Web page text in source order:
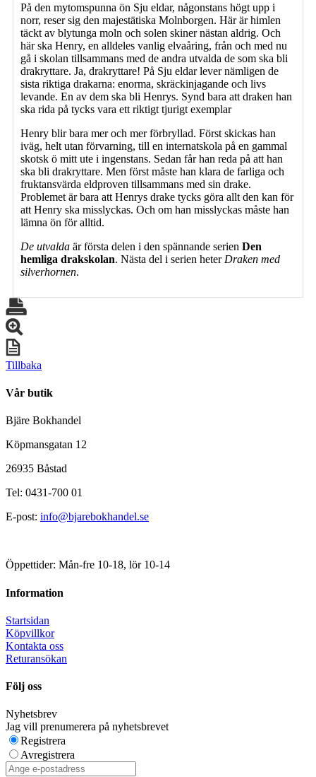
På den mytomspunna ön Sju eldar, någonstans högt upp i
norr, reser sig den majestätiska Molnborgen. Här är himlen
täckt av blytunga moln och solen skiner nästan aldrig. Och
här ska Henry, en alldeles vanlig elvaåring, från och med nu
gå i skolan tillsammans med de andra utvalda de som ska bli
drakryttare. Ja, drakryttare! På Sju eldar lever nämligen de
sista riktiga drakarna: enorma, skräckinjagande och livs
levande. En av dem ska bli Henrys. Synd bara att draken han
ska rida på tycks vara ett riktigt tjurigt exemplar
Henry blir bara mer och mer förbryllad. Först skickas han
iväg, helt utan förvarning, till en internatskola på en gammal
skotsk ö mitt ute i ingenstans. Sedan får han reda på att han
ska bli drakryttare. Men först måste han klara de farliga och
fruktansvärda eldproven tillsammans med sin drake.
Problemet är bara att Henrys drake tycks göra allt den kan för
att Henry ska misslyckas. Och om han misslyckas måste han
lämna ön för alltid.
De utvalda är första delen i den spännande serien Den
hemliga drakskolan. Nästa del i serien heter Draken med
silverhornen.
Tillbaka
Vår butik
Bjäre Bokhandel
Köpmansgatan 12
26935 Båstad
Tel: 0431-700 01
E-post: info@bjarebokhandel.se
Öppettider: Mån-fre 10-18, lör 10-14
Information
Startsidan
Köpvillkor
Kontakta oss
Returansökan
Följ oss
Nyhetsbrev
Jag vill prenumerera på nyhetsbrevet
Registrera
Avregistrera